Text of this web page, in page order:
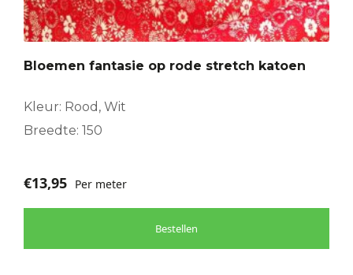
Bloemen fantasie op rode stretch katoen
Kleur: Rood, Wit
Breedte: 150
€13,95 Per meter
Bestellen